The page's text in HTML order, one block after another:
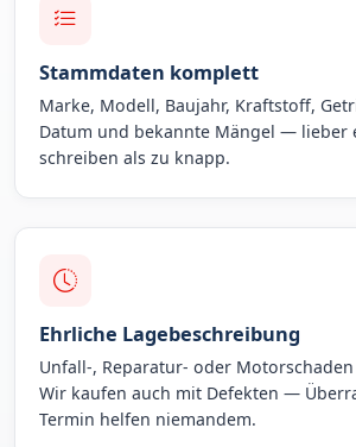
Stammdaten komplett
Marke, Modell, Baujahr, Kraftstoff,
Datum und bekannte Mängel — lieber
schreiben als zu knapp.
Ehrliche Lagebeschreibung
Unfall-, Reparatur- oder
Wir kaufen auch mit Defekten —
Termin helfen niemandem.